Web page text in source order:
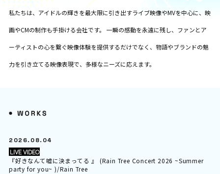
私たちは、アイドルの輝きを最大限に引き出すライブ映像やMVを中心に、映
画やCMの制作も手掛ける会社です。 一瞬の感動を永遠に残し、ファンとア
ーティストの心を繋ぐ映像体験を提供するだけでなく、物語やブランドの魅
力を引き立てる映像表現で、多様なニーズに応えます。
2026.08.04
LIVE VIDEO
『好きなんて嘘に決まってる 』 (Rain Tree Concert 2026 ~Summer
party for you~ )/Rain Tree